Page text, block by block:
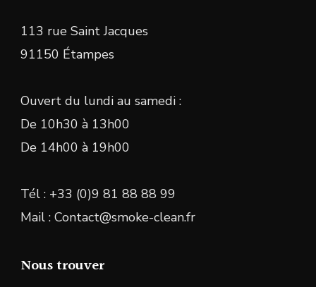
113 rue Saint Jacques
91150 Étampes
Ouvert du lundi au samedi :
De 10h30 à 13h00
De 14h00 à 19h00
Tél : +33 (0)9 81 88 88 99
Mail : Contact@smoke-clean.fr
Nous trouver